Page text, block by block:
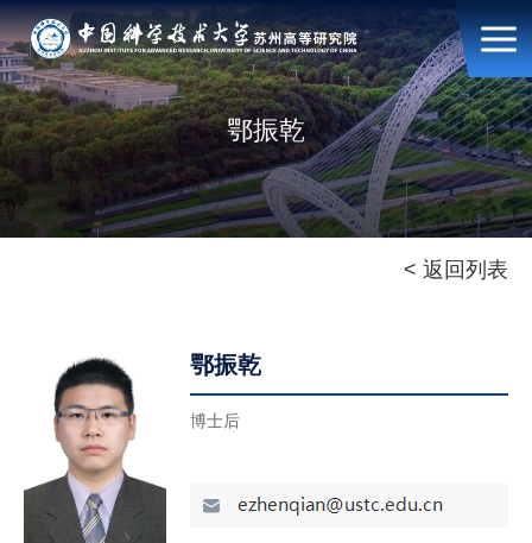
鄂振乾
< 返回列表
鄂振乾
博士后